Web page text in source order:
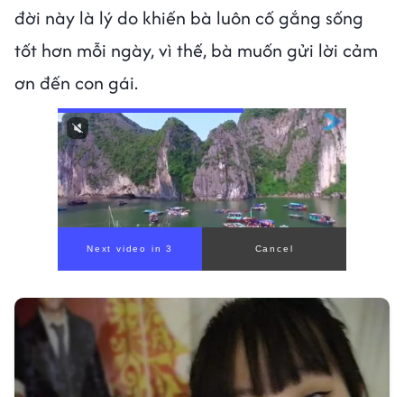
đời này là lý do khiến bà luôn cố gắng sống
tốt hơn mỗi ngày, vì thế, bà muốn gửi lời cảm
ơn đến con gái.
Next video in 1 Cancel